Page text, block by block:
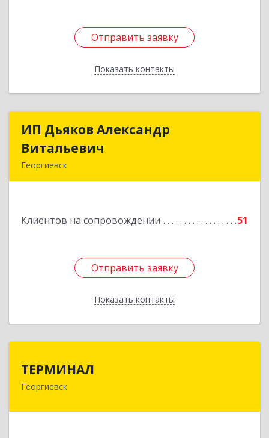
Отправить заявку
Показать контакты
Отправить заявку
Назад
ИП Дьяков Александр
Витальевич
Георгиевск
Клиентов на сопровождении 51
Отправить заявку
Показать контакты
ИП Дьяков Александр
Отправить заявку
Назад
ТЕРМИНАЛ
Георгиевск
357820, Ставропольский край, Георгиевск г,